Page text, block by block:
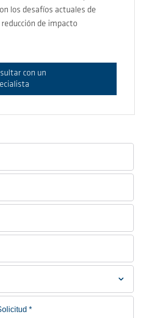
los desafíos actuales de
de impacto
con un